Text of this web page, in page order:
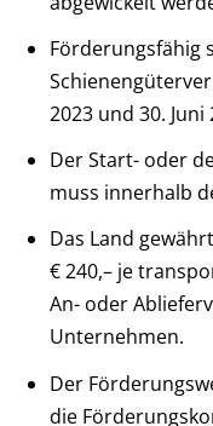
Förderungsfähig
2023 und 30.
Der Start- oder
muss innerhalb
Das Land
€ 240,– je
An- oder
Unternehmen.
Der
die